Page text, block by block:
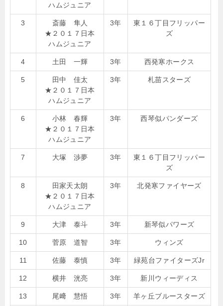
ハムジュニア
3
斎藤 隼人
★２０１７日本
ハムジュニア
3年
東１６丁目フリッパー
ズ
4 土田 一輝 3年 西発寒ホークス
5
田中 佳太
★２０１７日本
ハムジュニア
3年 札苗スターズ
6
小林 春輝
★２０１７日本
ハムジュニア
3年 西琴似パンダーズ
7 大塚 渉夢 3年
東１６丁目フリッパー
ズ
8
田家天太朗
★２０１７日本
ハムジュニア
3年 北発寒ファイヤーズ
9 大津 泰斗 3年 新琴似パワーズ
10 菅原 道智 3年 ウィンズ
11 佐藤 泰慎 3年 緑苑台ファイターズJr
12 横井 洸亮 3年 新川ウィーディス
13 尾﨑 慧悟 3年 羊ヶ丘ブルースターズ